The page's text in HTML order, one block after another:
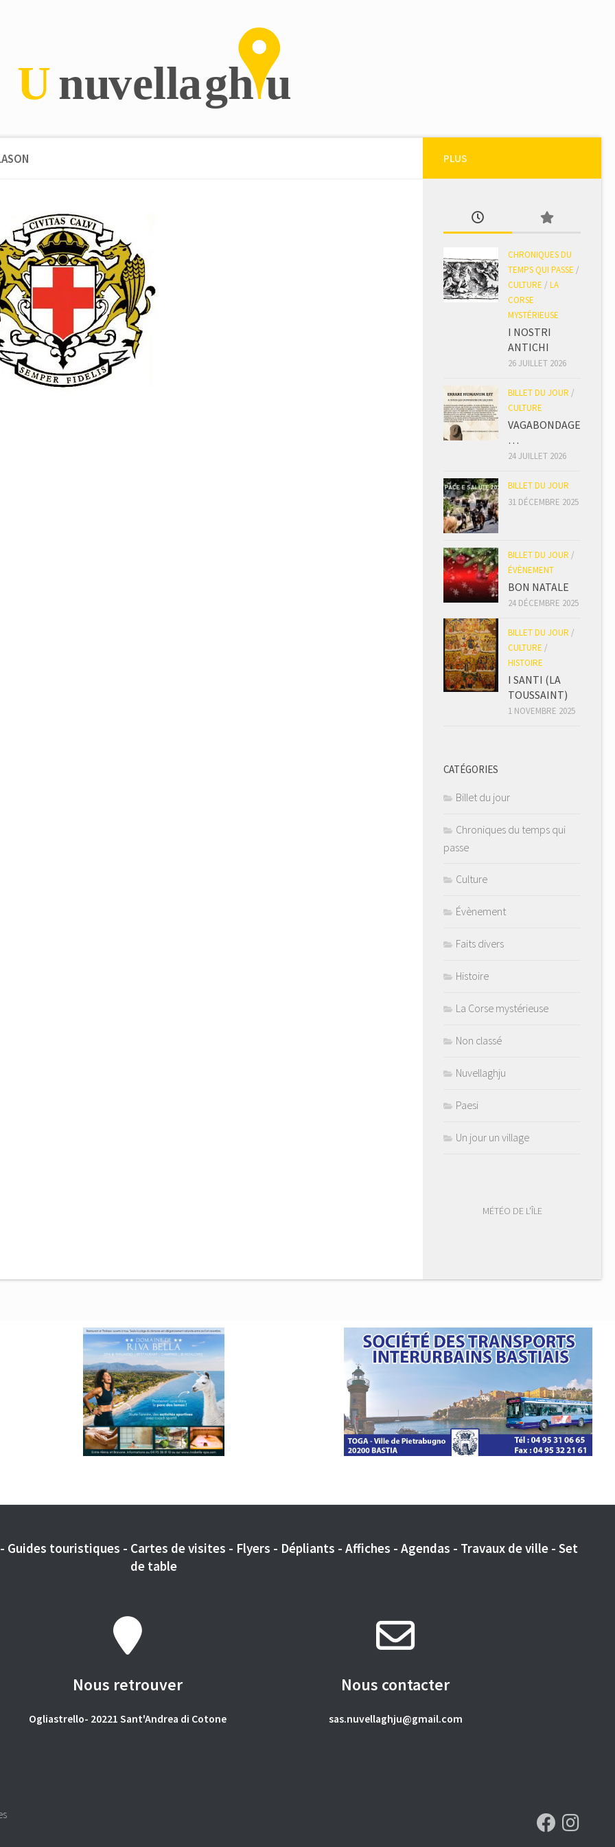
PLUS
CHRONIQUES DU
TEMPS QUI PASSE /
CULTURE / LA
CORSE
MYSTÉRIEUSE
I NOSTRI
ANTICHI
26 JUILLET 2026
BILLET DU JOUR /
CULTURE
VAGABONDAGE
…
24 JUILLET 2026
BILLET DU JOUR
31 DÉCEMBRE 2025
BILLET DU JOUR /
ÉVÈNEMENT
BON NATALE
24 DÉCEMBRE 2025
BILLET DU JOUR /
CULTURE /
HISTOIRE
I SANTI (LA
TOUSSAINT)
1 NOVEMBRE 2025
CATÉGORIES
Billet du jour
Chroniques du temps qui
passe
Culture
Évènement
Faits divers
Histoire
La Corse mystérieuse
Non classé
Nuvellaghju
Paesi
Un jour un village
MÉTÉO DE L'ÎLE
touristiques - Cartes de visites - Flyers - Dépliants - Affiches - Agendas - Travaux de ville - Set
de table
Nous retrouver
Ogliastrello- 20221 Sant'Andrea di Cotone
Nous contacter
sas.nuvellaghju@gmail.com